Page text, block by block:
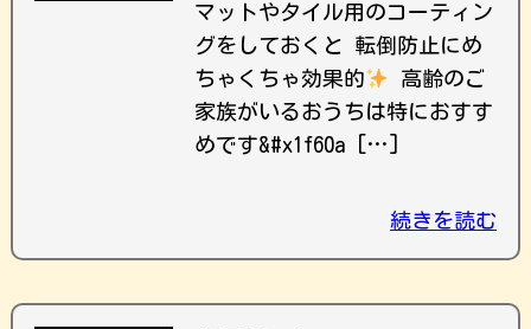
マットやタイル用のコーティン
グをしておくと 転倒防止にめ
ちゃくちゃ効果的
高齢のご
家族がいるおうちは特におすす
めです&#x1f60a […]
続きを読む